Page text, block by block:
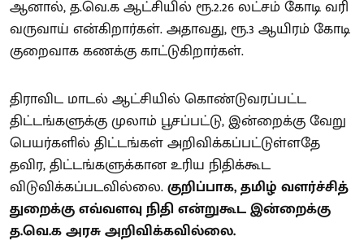
ஆனால், த.வெ.க ஆட்சியில் ரூ.2.26 லட்சம் கோடி வரி
வருவாய் என்கிறார்கள். அதாவது, ரூ.3 ஆயிரம் கோடி
குறைவாக கணக்கு காட்டுகிறார்கள்.
திராவிட மாடல் ஆட்சியில் கொண்டுவரப்பட்ட
திட்டங்களுக்கு முலாம் பூசப்பட்டு, இன்றைக்கு வேறு
பெயர்களில் திட்டங்கள் அறிவிக்கப்பட்டுள்ளதே
தவிர, திட்டங்களுக்கான உரிய நிதிக்கூட
விடுவிக்கப்படவில்லை.குறிப்பாக, தமிழ் வளர்ச்சித்
துறைக்கு எவ்வளவு நிதி என்றுகூட இன்றைக்கு
த.வெ.க அரசு அறிவிக்கவில்லை.